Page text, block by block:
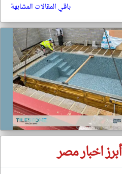
باقي المقالات المشابهة
أبرز اخبار مصر